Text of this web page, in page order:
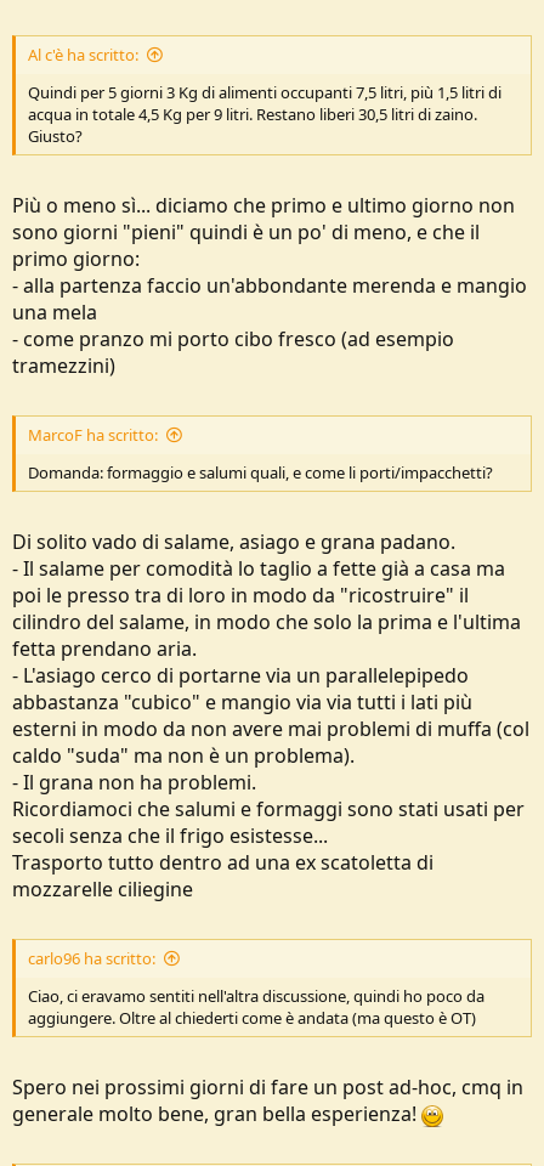
Al c'è ha scritto:
Quindi per 5 giorni 3 Kg di alimenti occupanti 7,5 litri, più 1,5 litri di
acqua in totale 4,5 Kg per 9 litri. Restano liberi 30,5 litri di zaino.
Giusto?
Più o meno sì... diciamo che primo e ultimo giorno non
sono giorni "pieni" quindi è un po' di meno, e che il
primo giorno:
- alla partenza faccio un'abbondante merenda e mangio
una mela
- come pranzo mi porto cibo fresco (ad esempio
tramezzini)
MarcoF ha scritto:
Domanda: formaggio e salumi quali, e come li porti/impacchetti?
Di solito vado di salame, asiago e grana padano.
- Il salame per comodità lo taglio a fette già a casa ma
poi le presso tra di loro in modo da "ricostruire" il
cilindro del salame, in modo che solo la prima e l'ultima
fetta prendano aria.
- L'asiago cerco di portarne via un parallelepipedo
abbastanza "cubico" e mangio via via tutti i lati più
esterni in modo da non avere mai problemi di muffa (col
caldo "suda" ma non è un problema).
- Il grana non ha problemi.
Ricordiamoci che salumi e formaggi sono stati usati per
secoli senza che il frigo esistesse...
Trasporto tutto dentro ad una ex scatoletta di
mozzarelle ciliegine
carlo96 ha scritto:
Ciao, ci eravamo sentiti nell'altra discussione, quindi ho poco da
aggiungere. Oltre al chiederti come è andata (ma questo è OT)
Spero nei prossimi giorni di fare un post ad-hoc, cmq in
generale molto bene, gran bella esperienza!